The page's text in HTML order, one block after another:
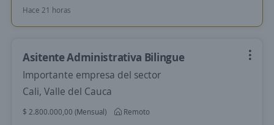
Hace 21 horas
Asitente Administrativa Bilingue
Importante empresa del sector
Cali, Valle del Cauca
$ 2.800.000,00 (Mensual)
Remoto